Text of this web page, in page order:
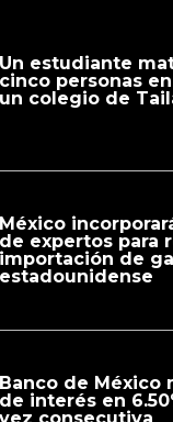
Un estudiante
cinco personas
un colegio de
México
de expertos para
importación de
estadounidense
Banco de México
de interés en